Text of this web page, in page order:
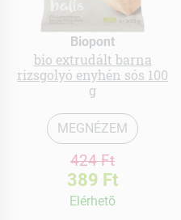
Biopont
bio extrudált barna
rizsgolyó enyhén sós 100
g
MEGNÉZEM
424 Ft
389 Ft
Elérhetõ